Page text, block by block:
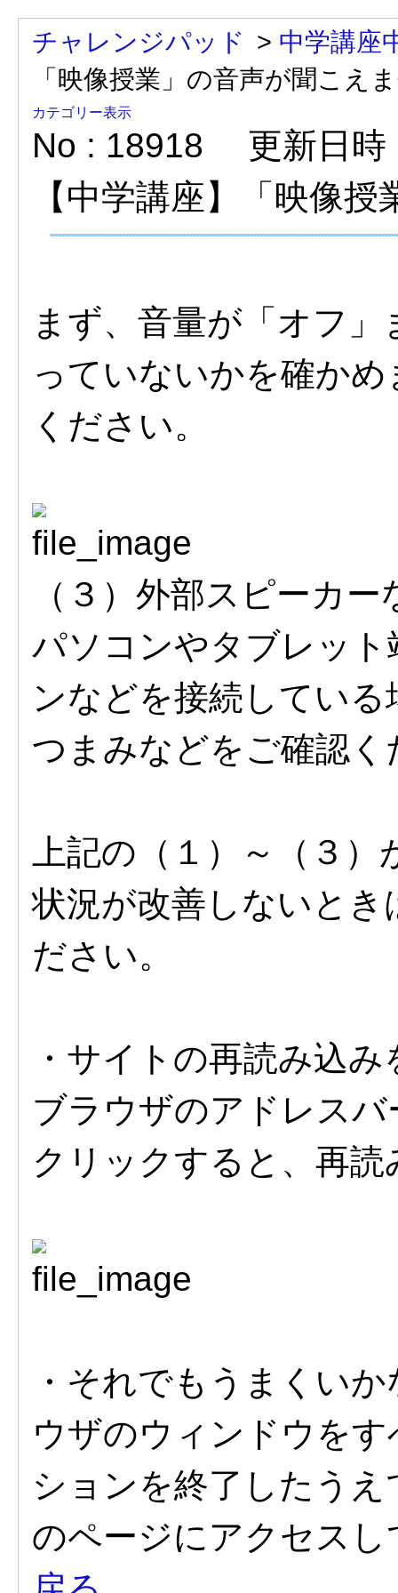
チャレンジパッド > 中学講座
「映像授業」の音声が聞こえ
カテゴリー表示
No : 18918
更新日
【中学講座】「映像
まず、音量が「オフ
っていないかを確か
ください。
（３）外部スピーカ
パソコンやタブレッ
ンなどを接続してい
つまみなどをご確認く
上記の（１）～（３
状況が改善しないと
ださい。
・サイトの再読み込
ブラウザのアドレス
クリックすると、再
・それでもうまくい
ウザのウィンドウを
ションを終了したう
のページにアクセス